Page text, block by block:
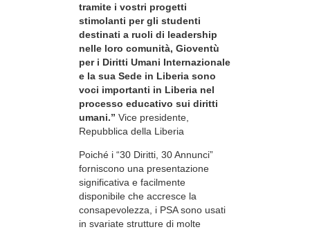
tramite i vostri progetti
stimolanti per gli studenti
destinati a ruoli di leadership
nelle loro comunità, Gioventù
per i Diritti Umani Internazionale
e la sua Sede in Liberia sono
voci importanti in Liberia nel
processo educativo sui diritti
umani.” Vice presidente,
Repubblica della Liberia
Poiché i “30 Diritti, 30 Annunci”
forniscono una presentazione
significativa e facilmente
disponibile che accresce la
consapevolezza, i PSA sono usati
in svariate strutture di molte